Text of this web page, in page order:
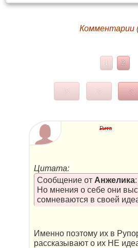
Комментарии
1 2
|< < >
Рита
Цитата:
Сообщение от Анжелика:
Но мнения о себе они
сомневаются в своей
Именно поэтому их в
рассказывают о их НЕ